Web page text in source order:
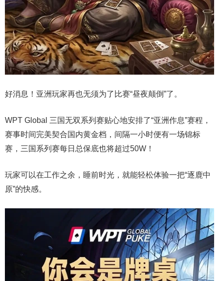
好消息！亚洲玩家再也无须为了比赛“昼夜颠倒”了。
WPT Global 三国无双系列赛贴心地安排了“亚洲作息”赛程，
赛事时间完美契合国内黄金档，间隔一小时便有一场锦标
赛，三国系列赛每日总保底也将超过50W！
玩家可以在工作之余，睡前时光，就能轻松体验一把“逐鹿中
原”的快感。